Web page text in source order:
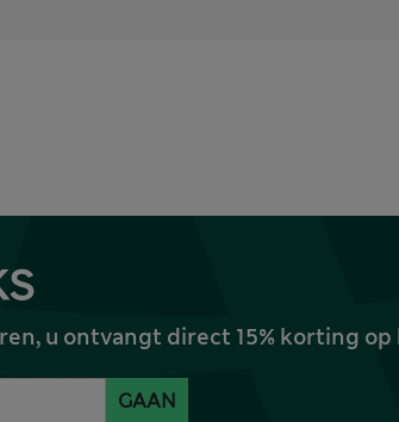
u ontvangt direct 15% korting
GAAN